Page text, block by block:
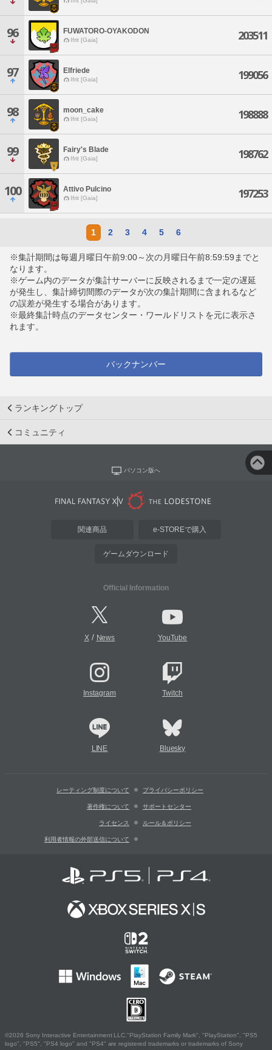
96 FUWATORO-OYAKODON
Ifrit [Gaia] 203511
97 Elfriede
Ifrit [Gaia] 199056
98 moon_cake
Ifrit [Gaia] 198888
99 Fairy's Blade
Ifrit [Gaia] 198762
100 Attivo Pulcino
Ifrit [Gaia] 197253
1 2 3 4 5 6
※集計期間は毎週月曜日午前9:00～次の月曜日午前8:59:59までと
なります。
※ゲーム内のデータが集計サーバーに反映されるまで一定の遅延
が発生し、集計締切間際のデータが次の集計期間に含まれるなど
の誤差が発生する場合があります。
※最終集計時点のデータセンター・ワールドリストを元に表示さ
れます。
バックナンバー
ランキングトップ
コミュニティ
パソコン版へ
関連商品 e-STOREで購入
ゲームダウンロード
Official Information
X/ News YouTube
Instagram Twitch
LINE Bluesky
レーティング制度について プライバシーポリシー
著作権について サポートセンター
ライセンス ルール＆ポリシー
利用者情報の外部送信について
©2026 Sony Interactive Entertainment LLC."PlayStation Family Mark", "PlayStation", "PS5
logo", "PS5", "PS4 logo" and "PS4" are registered trademarks or trademarks of Sony